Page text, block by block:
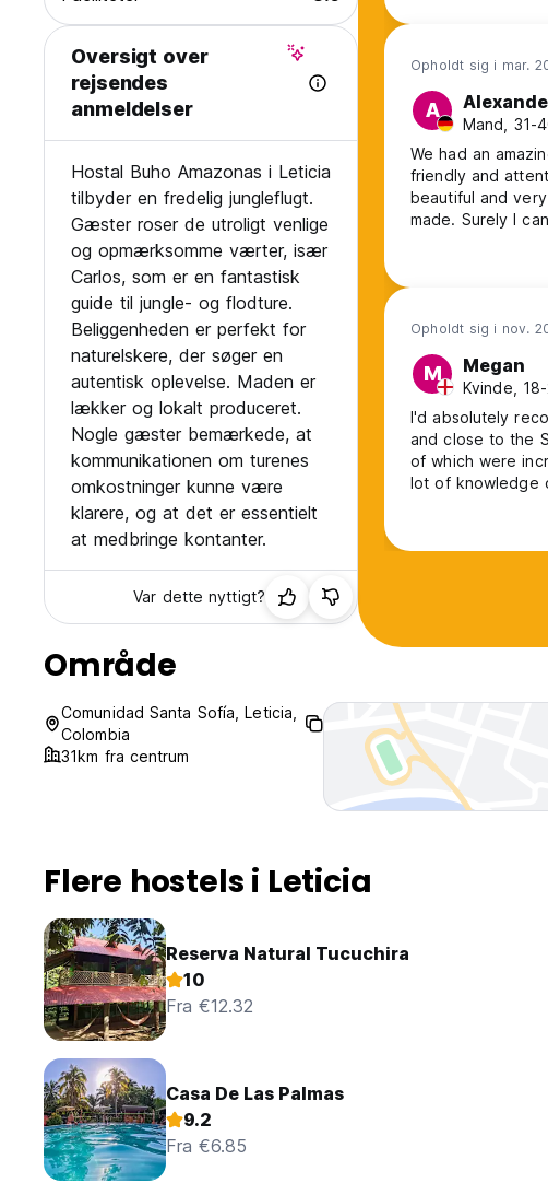
Oversigt over
rejsendes
anmeldelser
Hostal Buho Amazonas i Leticia
tilbyder en fredelig jungleflugt.
Gæster roser de utroligt venlige
og opmærksomme værter, især
Carlos, som er en fantastisk
guide til jungle- og flodture.
Beliggenheden er perfekt for
naturelskere, der søger en
autentisk oplevelse. Maden er
lækker og lokalt produceret.
Nogle gæster bemærkede, at
kommunikationen om turenes
omkostninger kunne være
klarere, og at det er essentielt
at medbringe kontanter.
Var dette nyttigt?
Opholdt sig i mar.
A
Mand, 31-
We had an
friendly and
beautiful and
made. Surely I
Opholdt sig i nov.
M Megan
Kvinde,
I'd absolutely
and close to the
of which were
lot of knowledge
friendly and
perfect
special time
Område
Comunidad Santa Sofía, Leticia,
Colombia
31km fra centrum
Flere hostels i Leticia
Reserva Natural Tucuchira
10
Fra €12.32
Casa De Las Palmas
9.2
Fra €6.85